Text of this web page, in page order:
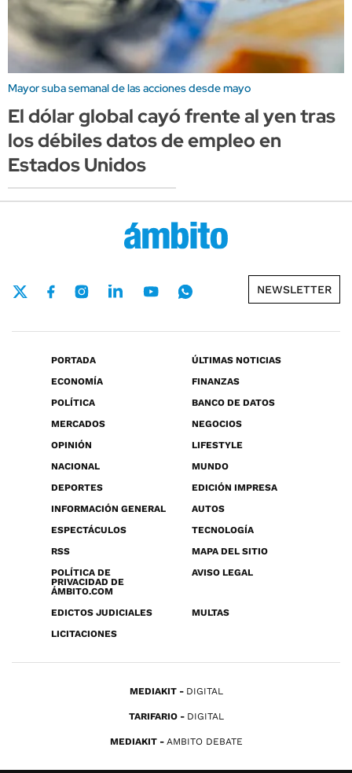
Mayor suba semanal de las acciones desde mayo
El dólar global cayó frente al yen tras
los débiles datos de empleo en
Estados Unidos
NEWSLETTER
PORTADA
ÚLTIMAS NOTICIAS
ECONOMÍA
FINANZAS
POLÍTICA
BANCO DE DATOS
MERCADOS
NEGOCIOS
OPINIÓN
LIFESTYLE
NACIONAL
MUNDO
DEPORTES
EDICIÓN IMPRESA
INFORMACIÓN GENERAL
AUTOS
ESPECTÁCULOS
TECNOLOGÍA
RSS
MAPA DEL SITIO
POLÍTICA DE
PRIVACIDAD DE
ÁMBITO.COM
AVISO LEGAL
EDICTOS JUDICIALES
MULTAS
LICITACIONES
MEDIAKIT DIGITAL
TARIFARIO DIGITAL
MEDIAKIT AMBITO DEBATE